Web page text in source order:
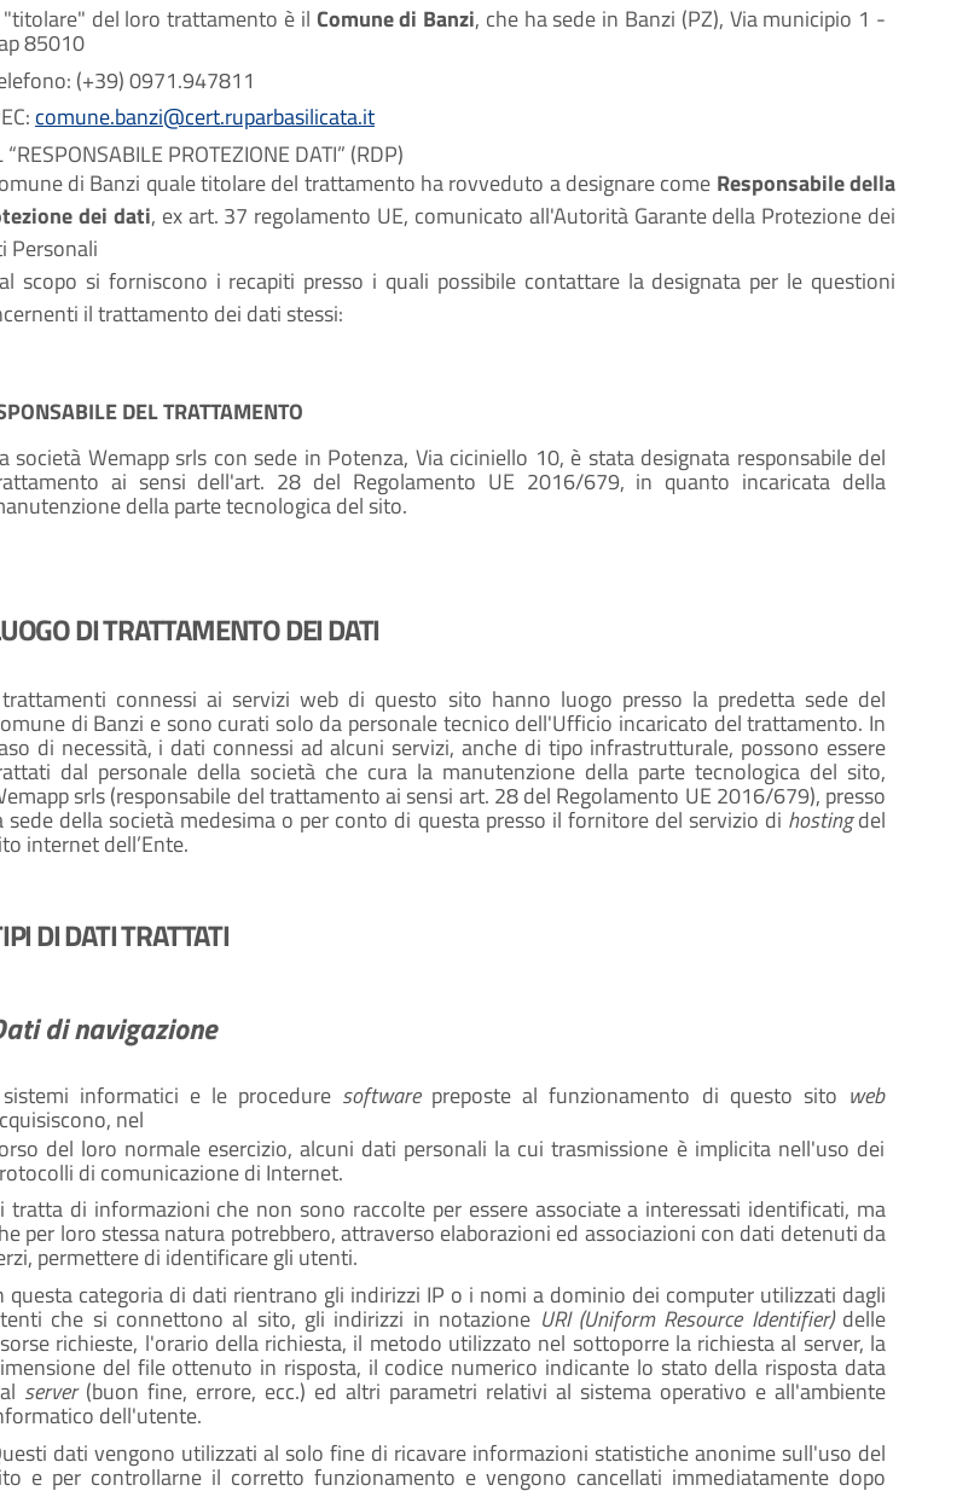
"titolare" del loro trattamento è il Comune di Banzi, che ha sede in Banzi (PZ), Via municipio 1 -
85010
(+39) 0971.947811
comune.banzi@cert.ruparbasilicata.it
“RESPONSABILE PROTEZIONE DATI” (RDP)
di Banzi quale titolare del trattamento ha rovveduto a designare come Responsabile della
dei dati, ex art. 37 regolamento UE, comunicato all'Autorità Garante della Protezione dei
Personali
scopo si forniscono i recapiti presso i quali possibile contattare la designata per le questioni
il trattamento dei dati stessi:
DEL TRATTAMENTO
società Wemapp srls con sede in Potenza, Via ciciniello 10, è stata designata responsabile del
ai sensi dell'art. 28 del Regolamento UE 2016/679, in quanto incaricata della
della parte tecnologica del sito.
DI TRATTAMENTO DEI DATI
connessi ai servizi web di questo sito hanno luogo presso la predetta sede del
di Banzi e sono curati solo da personale tecnico dell'Ufficio incaricato del trattamento. In
di necessità, i dati connessi ad alcuni servizi, anche di tipo infrastrutturale, possono essere
dal personale della società che cura la manutenzione della parte tecnologica del sito,
srls (responsabile del trattamento ai sensi art. 28 del Regolamento UE 2016/679), presso
sede della società medesima o per conto di questa presso il fornitore del servizio di hostingdel
internet dell’Ente.
DI DATI TRATTATI
di navigazione
informatici e le procedure software preposte al funzionamento di questo sito web
nel
del loro normale esercizio, alcuni dati personali la cui trasmissione è implicita nell'uso dei
di comunicazione di Internet.
tratta di informazioni che non sono raccolte per essere associate a interessati identificati, ma
per loro stessa natura potrebbero, attraverso elaborazioni ed associazioni con dati detenuti da
permettere di identificare gli utenti.
questa categoria di dati rientrano gli indirizzi IP o i nomi a dominio dei computer utilizzati dagli
che si connettono al sito, gli indirizzi in notazione URI (Uniform Resource Identifier) delle
richieste, l'orario della richiesta, il metodo utilizzato nel sottoporre la richiesta al server, la
del file ottenuto in risposta, il codice numerico indicante lo stato della risposta data
server (buon fine, errore, ecc.) ed altri parametri relativi al sistema operativo e all'ambiente
dell'utente.
dati vengono utilizzati al solo fine di ricavare informazioni statistiche anonime sull'uso del
e per controllarne il corretto funzionamento e vengono cancellati immediatamente dopo